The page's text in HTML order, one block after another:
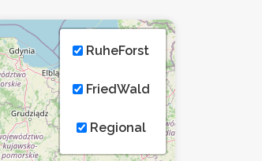
RuheForst
FriedWald
Regional